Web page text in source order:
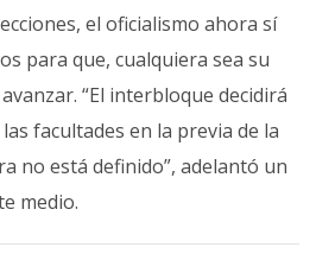
el oficialismo ahora sí
para que, cualquiera sea su
“El interbloque decidirá
facultades en la previa de la
no está definido”, adelantó un
medio.